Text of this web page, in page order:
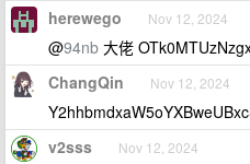
herewego Nov 12, 2024
@94nb 大佬
ChangQin Nov 12, 2024
v2sss Nov 12, 2024